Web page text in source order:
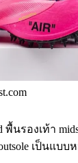
พื้นรองเท้า
เป็นแบบห